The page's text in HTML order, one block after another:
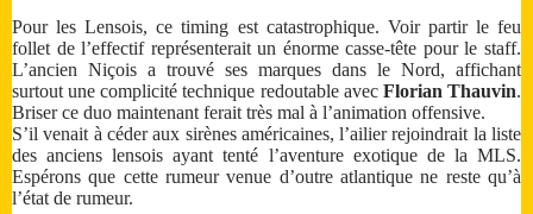
Pour les Lensois, ce timing est catastrophique. Voir partir le feu
follet de l’effectif représenterait un énorme casse-tête pour le staff.
L’ancien Niçois a trouvé ses marques dans le Nord, affichant
surtout une complicité technique redoutable avec Florian Thauvin.
Briser ce duo maintenant ferait très mal à l’animation offensive.
S’il venait à céder aux sirènes américaines, l’ailier rejoindrait la liste
des anciens lensois ayant tenté l’aventure exotique de la MLS.
Espérons que cette rumeur venue d’outre atlantique ne reste qu’à
l’état de rumeur.